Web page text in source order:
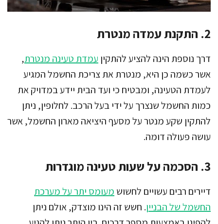
2. התקנת עמדה מנטרת
דרך נוספת הינה להציע להתקין עמדת טעינה מנטרת,
אשר כשמה כן היא, מנטרת את צריכת החשמל המגיע
לעמדת הטעינה, ומבטיח כי ועד הבית יידע במדויק את
כמות החשמל שנצרך על ידי בעל הרכב. לחלופין, ניתן
להתקין שקע מנטר על מסעף היציאה מארון החשמל, אשר
עושה פעולה דומה.
3. הסכמה על שעות טעינה מוגדרות
דיירים רבים עשויים לחשוש מעומס יתר על מערכת
החשמל של הבניין. חשש זה הינו מוצדק, אולם ניתן